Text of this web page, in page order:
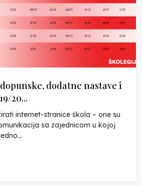
dodatne nastave i
20...
internet-stranice škola – one su
sa zajednicom u kojoj